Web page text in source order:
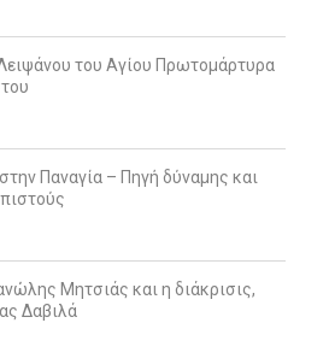
του Αγίου Πρωτομάρτυρα
Παναγία – Πηγή δύναμης και
Μητσιάς και η διάκρισις,
Δαβιλά